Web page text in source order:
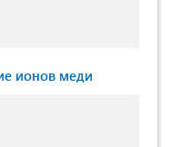
ионов меди